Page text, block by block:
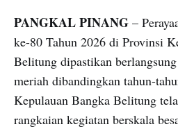
PANGKAL PINANG –
ke-80 Tahun 2026 di Provinsi
Belitung dipastikan
meriah dibandingkan tahun-
Kepulauan Bangka Belitung
rangkaian kegiatan berskala